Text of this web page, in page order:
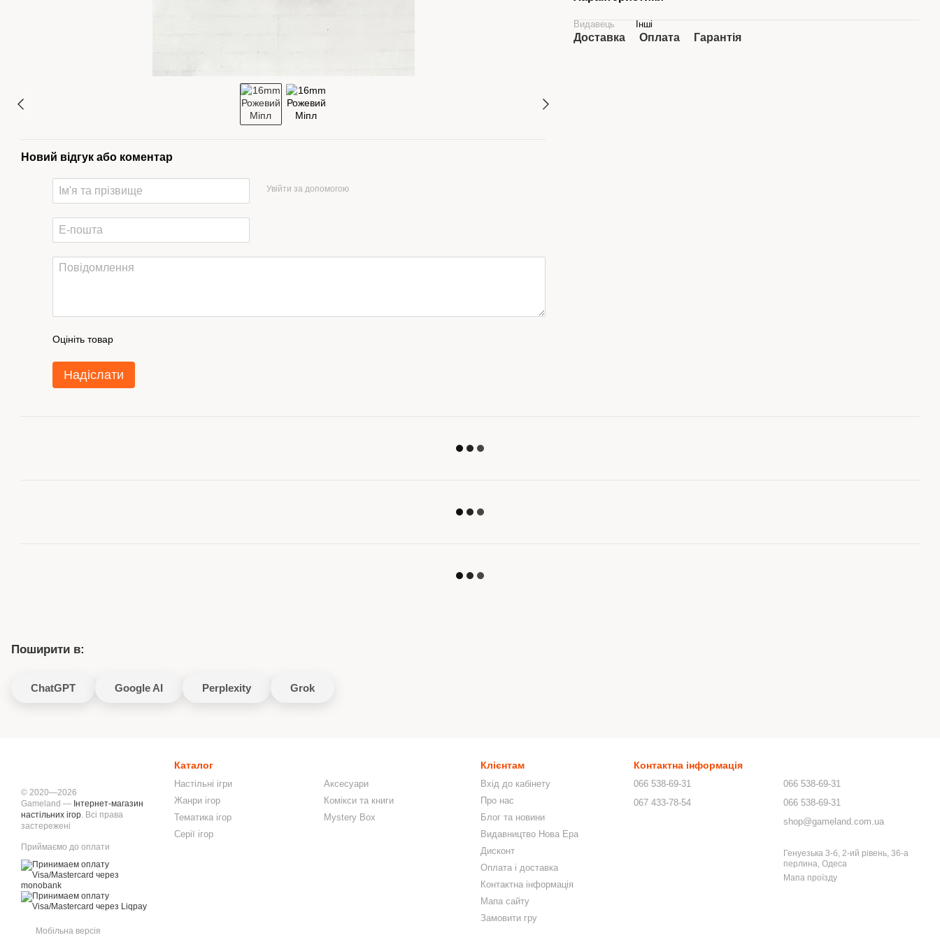
Новий відгук або коментар
Увійти за допомогою
Оцініть товар
Надіслати
Видавець Інші
Доставка Оплата Гарантія
Поширити в:
ChatGPT Google AI Perplexity Grok
© 2020—2026
Gameland — Інтернет-магазин
настільних ігор. Всі права
застережені
Приймаємо до оплати
Мобільна версія
Каталог
Настільні ігри
Жанри ігор
Тематика ігор
Серії ігор
Аксесуари
Комікси та книги
Mystery Box
Клієнтам
Вхід до кабінету
Про нас
Блог та новини
Видавництво Нова Ера
Дисконт
Оплата і доставка
Контактна інформація
Мапа сайту
Замовити гру
Контактна інформація
066 538-69-31
067 433-78-54
066 538-69-31
066 538-69-31
shop@gameland.com.ua
Генуезька 3-б, 2-ий рівень, 36-а
перлина, Одеса
Мапа проїзду